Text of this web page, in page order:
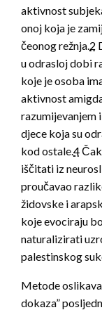
aktivnost
onoj koja je
čeonog režnja. 2
u odrasloj dobi
koje je osoba
aktivnost
razumijevanjem
djece koja su
kod ostale.4
iščitati iz
proučavao
židovske i
koje evociraju
naturalizirati
palestinskog
Metode
dokaza”